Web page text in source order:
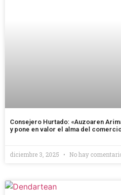
Consejero Hurtado: «Auzoaren
y pone en valor el alma del
diciembre 3, 2025 No hay